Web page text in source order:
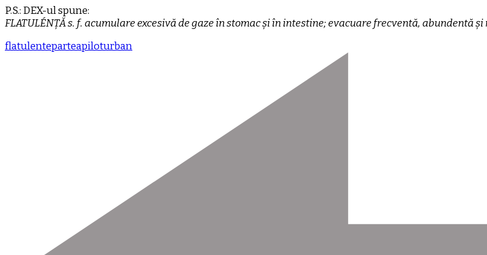
P.S.: DEX-ul spune:
FLATULÉNȚĂ s. f. acumulare excesivă de gaze în stomac și în intestine; evacuare frecventă, abundentă
flatulenteparteapiloturban